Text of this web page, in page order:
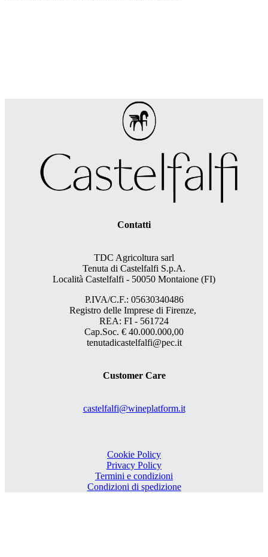
Contatti
TDC Agricoltura sarl
Tenuta di Castelfalfi S.p.A.
Località Castelfalfi - 50050 Montaione (FI)
P.IVA/C.F.: 05630340486
Registro delle Imprese di Firenze,
REA: FI - 561724
Cap.Soc. € 40.000.000,00
tenutadicastelfalfi@pec.it
Customer Care
castelfalfi@wineplatform.it
Cookie Policy
Privacy Policy
Termini e condizioni
Condizioni di spedizione